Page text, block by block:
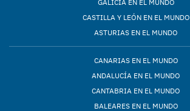
GALICIA EN EL MUNDO
CASTILLA Y LEÓN EN EL MUNDO
ASTURIAS EN EL MUNDO
CANARIAS EN EL MUNDO
ANDALUCÍA EN EL MUNDO
CANTABRIA EN EL MUNDO
BALEARES EN EL MUNDO